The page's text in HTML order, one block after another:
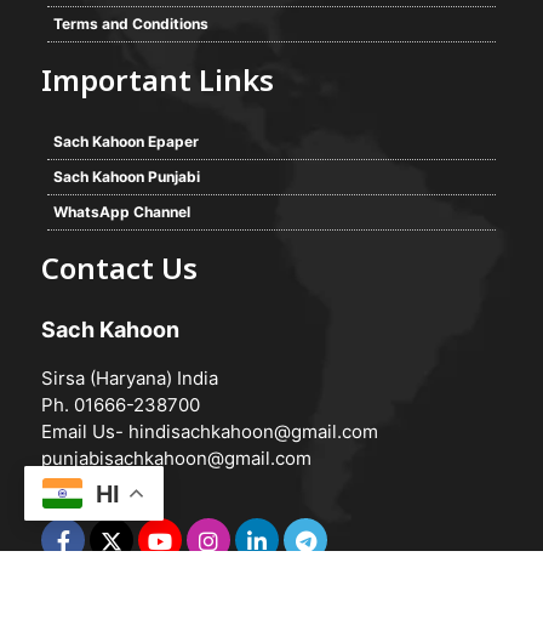
Terms and Conditions
Important Links
Sach Kahoon Epaper
Sach Kahoon Punjabi
WhatsApp Channel
Contact Us
Sach Kahoon
Sirsa (Haryana) India
Ph. 01666-238700
Email Us- hindisachkahoon@gmail.com
punjabisachkahoon@gmail.com
HI